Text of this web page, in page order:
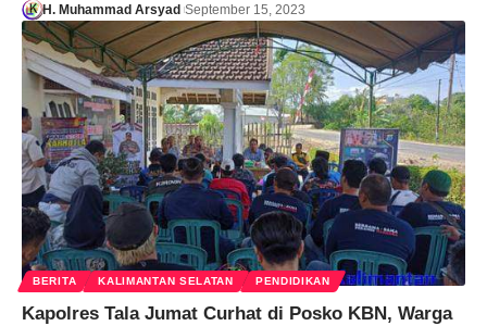
H. Muhammad Arsyad September 15, 2023
BERITA KALIMANTAN SELATAN PENDIDIKAN
Kapolres Tala Jumat Curhat di Posko KBN, Warga